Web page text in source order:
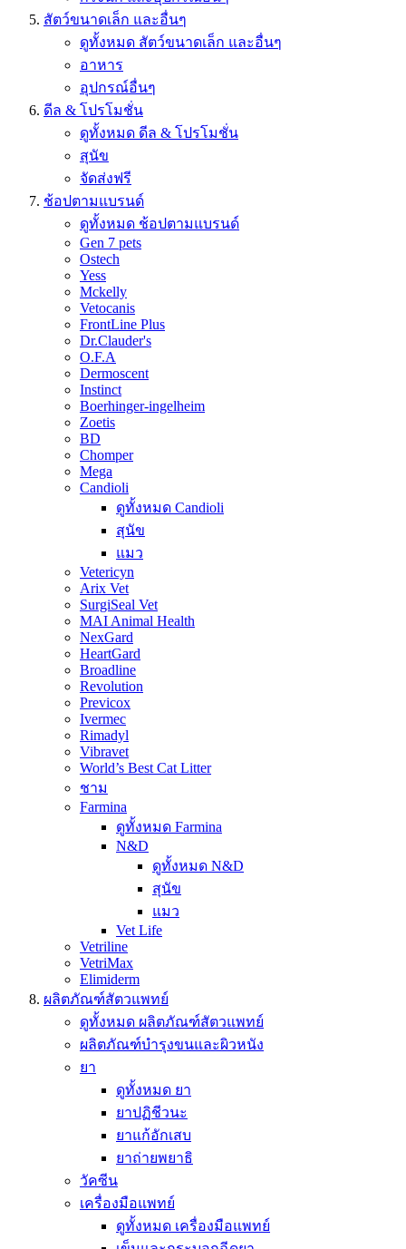
สัตว์ขนาดเล็ก และอื่นๆ
ดูทั้งหมด สัตว์ขนาดเล็ก และอื่นๆ
อาหาร
อุปกรณ์อื่นๆ
ดีล & โปรโมชั่น
ดูทั้งหมด ดีล & โปรโมชั่น
สุนัข
จัดส่งฟรี
ช้อปตามแบรนด์
ดูทั้งหมด ช้อปตามแบรนด์
Gen 7 pets
Ostech
Yess
Mckelly
Vetocanis
FrontLine Plus
Dr.Clauder's
O.F.A
Dermoscent
Instinct
Boerhinger-ingelheim
Zoetis
BD
Chomper
Mega
Candioli
ดูทั้งหมด Candioli
สุนัข
แมว
Vetericyn
Arix Vet
SurgiSeal Vet
MAI Animal Health
NexGard
HeartGard
Broadline
Revolution
Previcox
Ivermec
Rimadyl
Vibravet
World’s Best Cat Litter
ชาม
Farmina
ดูทั้งหมด Farmina
N&D
ดูทั้งหมด N&D
สุนัข
แมว
Vet Life
Vetriline
VetriMax
Elimiderm
ผลิตภัณฑ์สัตวแพทย์
ดูทั้งหมด ผลิตภัณฑ์สัตวแพทย์
ผลิตภัณฑ์บำรุงขนและผิวหนัง
ยา
ดูทั้งหมด ยา
ยาปฏิชีวนะ
ยาแก้อักเสบ
ยาถ่ายพยาธิ
วัคซีน
เครื่องมือแพทย์
ดูทั้งหมด เครื่องมือแพทย์